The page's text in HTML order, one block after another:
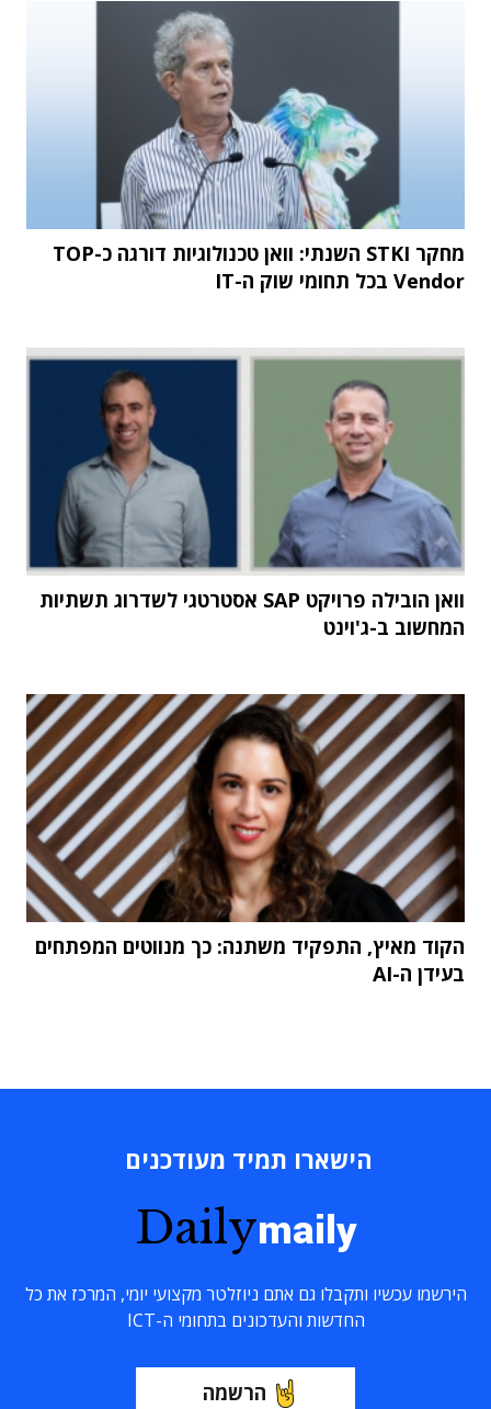
מחקר STKI השנתי: וואן טכנולוגיות דורגה כ-TOP
Vendor בכל תחומי שוק ה-IT
וואן הובילה פרויקט SAP אסטרטגי לשדרוג תשתיות
המחשוב ב-ג'וינט
הקוד מאיץ, התפקיד משתנה: כך מנווטים המפתחים
בעידן ה-AI
הישארו תמיד מעודכנים
Dailymaily
הירשמו עכשיו ותקבלו גם אתם ניוזלטר מקצועי יומי, המרכז את כל
החדשות והעדכונים בתחומי ה-ICT
הרשמה